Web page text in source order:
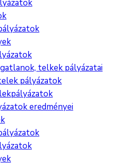
telkek pályázatai
pályázatok
eredményei